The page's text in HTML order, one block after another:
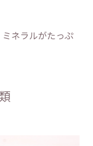
ネラルがたっぷ